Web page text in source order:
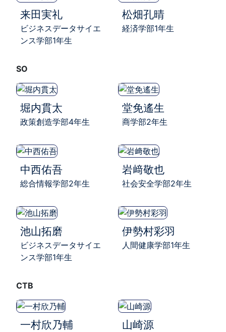
来田実礼
ビジネスデータサイエ
ンス学部1年生
松畑孔晴
経済学部1年生
SO
堀内貫太
政策創造学部4年生
堂免遙生
商学部2年生
中西佑吾
総合情報学部2年生
岩﨑敬也
社会安全学部2年生
池山拓磨
ビジネスデータサイエ
ンス学部1年生
伊勢村彩羽
人間健康学部1年生
CTB
一村欣乃輔 山崎源